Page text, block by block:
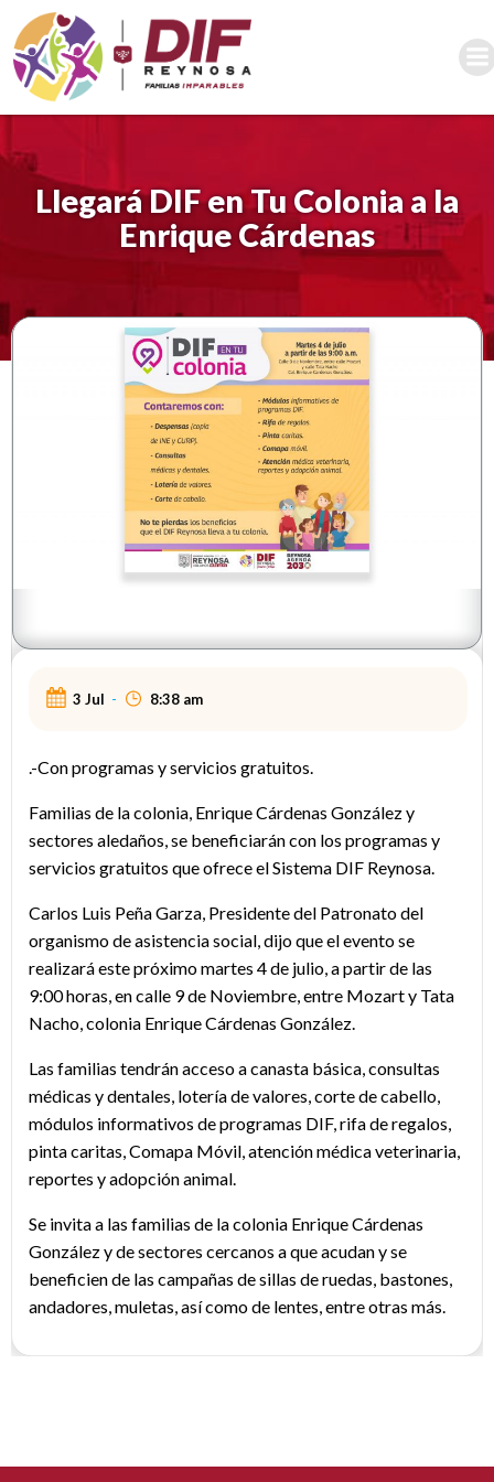
al
contenido
Llegará DIF en Tu Colonia a la
Enrique Cárdenas
3 Jul - 8:38 am
.-Con programas y servicios gratuitos.
Familias de la colonia, Enrique Cárdenas González y
sectores aledaños, se beneficiarán con los programas y
servicios gratuitos que ofrece el Sistema DIF Reynosa.
Carlos Luis Peña Garza, Presidente del Patronato del
organismo de asistencia social, dijo que el evento se
realizará este próximo martes 4 de julio, a partir de las
9:00 horas, en calle 9 de Noviembre, entre Mozart y Tata
Nacho, colonia Enrique Cárdenas González.
Las familias tendrán acceso a canasta básica, consultas
médicas y dentales, lotería de valores, corte de cabello,
módulos informativos de programas DIF, rifa de regalos,
pinta caritas, Comapa Móvil, atención médica veterinaria,
reportes y adopción animal.
Se invita a las familias de la colonia Enrique Cárdenas
González y de sectores cercanos a que acudan y se
beneficien de las campañas de sillas de ruedas, bastones,
andadores, muletas, así como de lentes, entre otras más.